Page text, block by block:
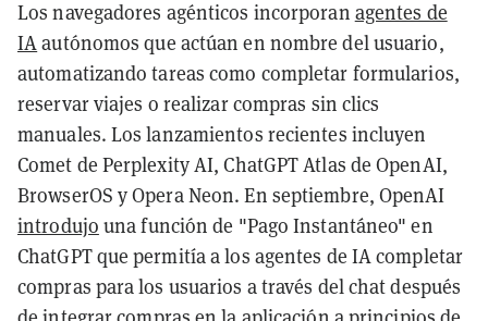
Los navegadores agénticos incorporan agentes de
IAautónomos que actúan en nombre del usuario,
automatizando tareas como completar formularios,
reservar viajes o realizar compras sin clics
manuales. Los lanzamientos recientes incluyen
Comet de Perplexity AI, ChatGPT Atlas de OpenAI,
BrowserOS y Opera Neon. En septiembre, OpenAI
introdujo una función de "Pago Instantáneo" en
ChatGPT que permitía a los agentes de IA completar
compras para los usuarios a través del chat después